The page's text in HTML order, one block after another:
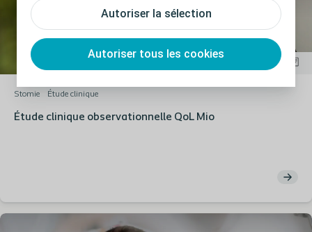
Autoriser la sélection
Autoriser tous les cookies
Stomie Étude clinique
Étude clinique observationnelle QoL Mio